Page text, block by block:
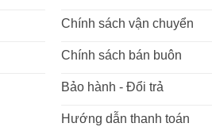
Chính sách vận chuyển
Chính sách bán buôn
Bảo hành - Đổi trả
Hướng dẫn thanh toán